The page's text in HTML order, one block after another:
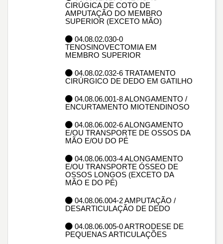
CIRÚGICA DE COTO DE
AMPUTAÇÃO DO MEMBRO
SUPERIOR (EXCETO MÃO)
04.08.02.030-0
TENOSINOVECTOMIA EM
MEMBRO SUPERIOR
04.08.02.032-6 TRATAMENTO
CIRÚRGICO DE DEDO EM GATILHO
04.08.06.001-8 ALONGAMENTO /
ENCURTAMENTO MIOTENDINOSO
04.08.06.002-6 ALONGAMENTO
E/OU TRANSPORTE DE OSSOS DA
MÃO E/OU DO PÉ
04.08.06.003-4 ALONGAMENTO
E/OU TRANSPORTE ÓSSEO DE
OSSOS LONGOS (EXCETO DA
MÃO E DO PÉ)
04.08.06.004-2 AMPUTAÇÃO /
DESARTICULAÇÃO DE DEDO
04.08.06.005-0 ARTRODESE DE
PEQUENAS ARTICULAÇÕES